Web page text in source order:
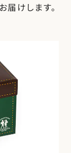
けします。